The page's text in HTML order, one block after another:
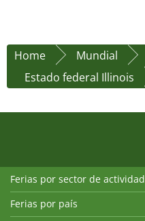
Home Mundial
Estado federal Illinois
Ferias por sector de actividad
Ferias por país